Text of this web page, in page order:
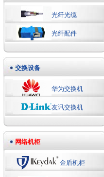
光纤光缆
光纤配件
交换设备
华为交换机
友讯交换机
网络机柜
金盾机柜